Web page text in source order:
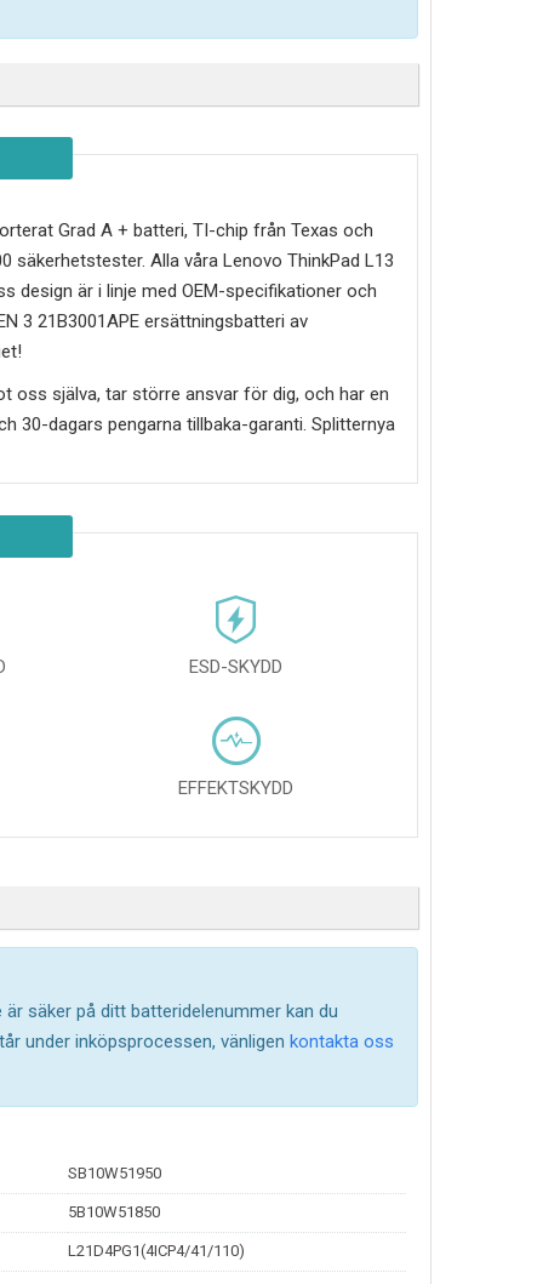
Grad A + batteri, TI-chip från Texas och
Alla våra Lenovo ThinkPad L13
design är i linje med OEM-specifikationer och
3 21B3001APE ersättningsbatteri av
oss själva, tar större ansvar för dig, och har en
30-dagars pengarna tillbaka-garanti. Splitternya
ESD-SKYDD
EFFEKTSKYDD
säker på ditt batteridelenummer kan du
under inköpsprocessen, vänligen kontakta oss
SB10W51950
5B10W51850
L21D4PG1(4ICP4/41/110)